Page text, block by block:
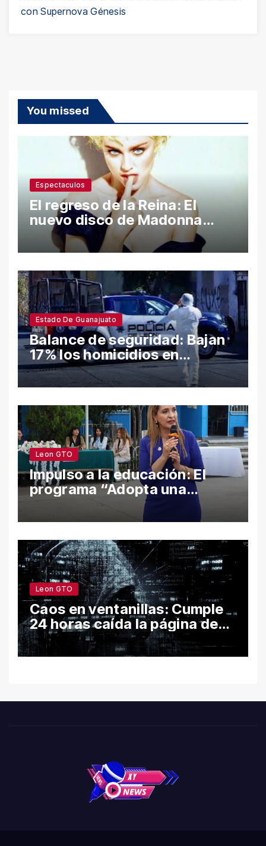
con Supernova Génesis
You missed
Espectaculos
El regreso de la Reina: El
nuevo disco de Madonna
desata polémica con ataques
a Sean Penn y confesiones
Estado De Guanajuato
Balance de seguridad: Bajan
17% los homicidios en
Guanajuato en el semestre;
León y Salamanca lideran
Leon GTO
Impulso a la educación: El
programa “Adopta una
Escuela” fortalece el
bienestar y la permanencia
Leon GTO
Caos en ventanillas: Cumple
24 horas caída la página de
León por hackeo y congela
trámites